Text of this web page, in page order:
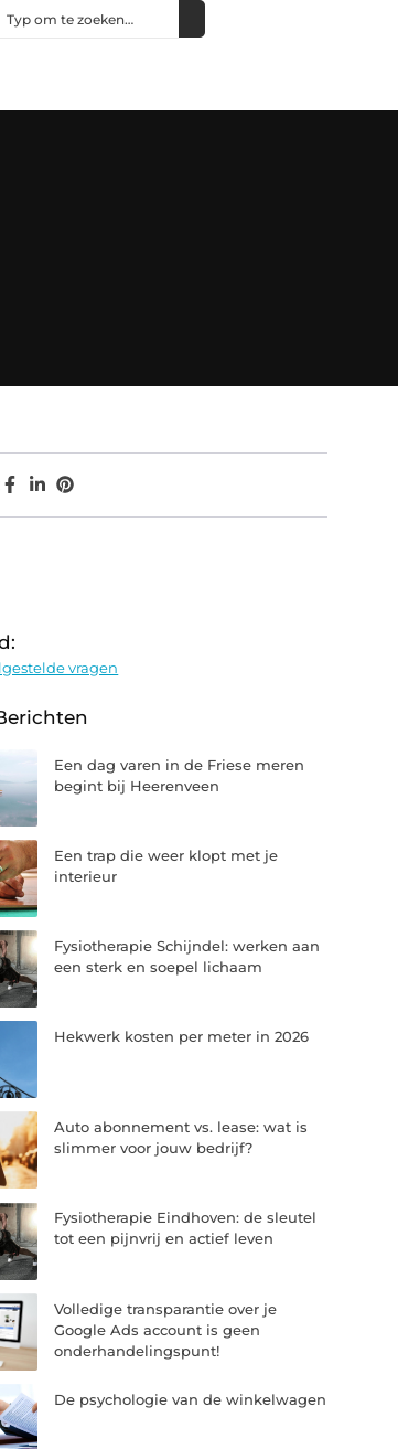
vragen
Een dag varen in de Friese meren
begint bij Heerenveen
Een trap die weer klopt met je
interieur
Fysiotherapie Schijndel: werken aan
een sterk en soepel lichaam
Hekwerk kosten per meter in 2026
Auto abonnement vs. lease: wat is
slimmer voor jouw bedrijf?
Fysiotherapie Eindhoven: de sleutel
tot een pijnvrij en actief leven
Volledige transparantie over je
Google Ads account is geen
onderhandelingspunt!
De psychologie van de winkelwagen